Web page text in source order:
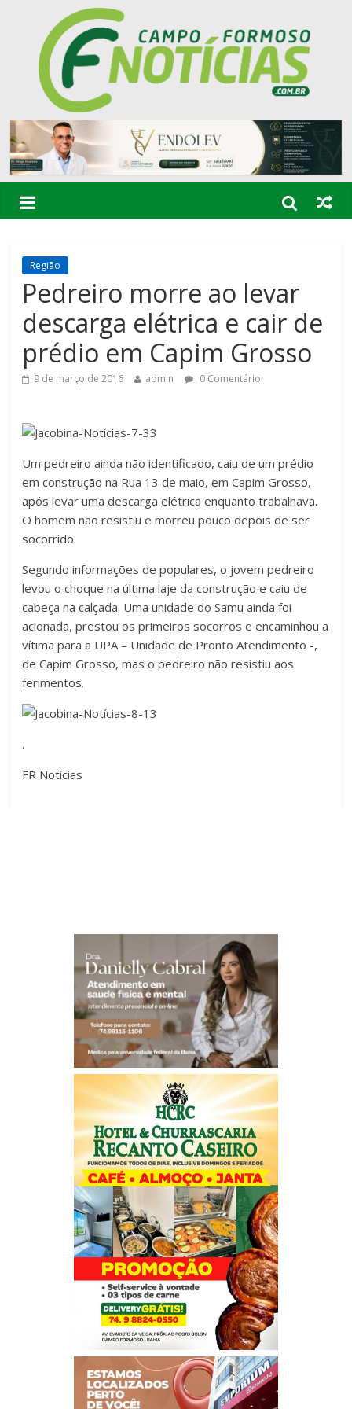
Região
Pedreiro morre ao levar
descarga elétrica e cair de
prédio em Capim Grosso
9 de março de 2016 admin 0 Comentário
Um pedreiro ainda não identificado, caiu de um prédio
em construção na Rua 13 de maio, em Capim Grosso,
após levar uma descarga elétrica enquanto trabalhava.
O homem não resistiu e morreu pouco depois de ser
socorrido.
Segundo informações de populares, o jovem pedreiro
levou o choque na última laje da construção e caiu de
cabeça na calçada. Uma unidade do Samu ainda foi
acionada, prestou os primeiros socorros e encaminhou a
vítima para a UPA – Unidade de Pronto Atendimento -,
de Capim Grosso, mas o pedreiro não resistiu aos
ferimentos.
.
FR Notícias